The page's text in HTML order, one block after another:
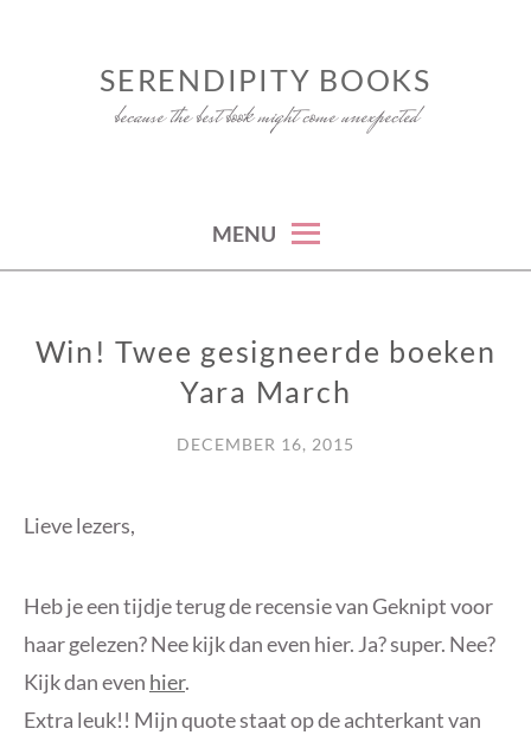
SERENDIPITY BOOKS
because the best book might come unexpected
MENU
WIN
Win! Twee gesigneerde boeken
Yara March
DECEMBER 16, 2015
Lieve lezers,
Heb je een tijdje terug de recensie van Geknipt voor
haar gelezen? Nee kijk dan even hier. Ja? super. Nee?
Kijk dan even hier.
Extra leuk!! Mijn quote staat op de achterkant van